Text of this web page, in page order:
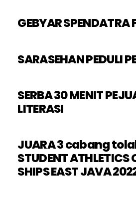
GEBYAR SPENDATRA
SARASEHAN PEDULI
SERBA 30 MENIT
LITERASI
JUARA 3 cabang
STUDENT ATHLETICS
SHIPS EAST JAVA